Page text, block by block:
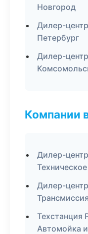
Новгород
Дилер-
Петербург
Дилер-
Компании
Дилер-
Дилер-
Техстанция
Автомойка